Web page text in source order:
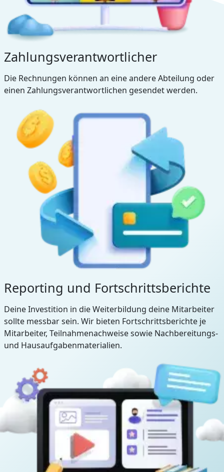
Zahlungsverantwortlicher
Die Rechnungen können an eine andere Abteilung oder
einen Zahlungsverantwortlichen gesendet werden.
Reporting und Fortschrittsberichte
Deine Investition in die Weiterbildung deine Mitarbeiter
sollte messbar sein. Wir bieten Fortschrittsberichte je
Mitarbeiter, Teilnahmenachweise sowie Nachbereitungs-
und Hausaufgabenmaterialien.